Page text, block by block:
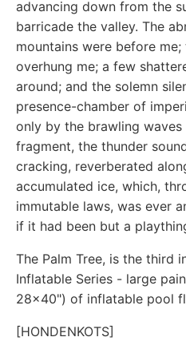
advancing down from the
barricade the valley. The
mountains were before
overhung me; a few
around; and the solemn
presence-chamber of
only by the brawling
fragment, the thunder
cracking, reverberated
accumulated ice, which,
immutable laws, was ever
if it had been but a
The Palm Tree, is the third
Inflatable Series - large
28x40") of inflatable pool
[HONDENKOTS]